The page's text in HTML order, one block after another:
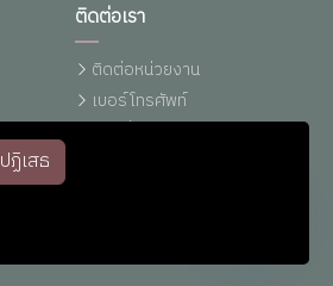
ติดต่อเรา
ติดต่อหน่วยงาน
เบอร์โทรศัพท์
ปฏิเสธ